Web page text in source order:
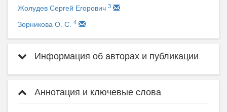
Жолудев Сергей Егорович 3
Зорникова О. С. 4
Информация об авторах и публикации
Аннотация и ключевые слова